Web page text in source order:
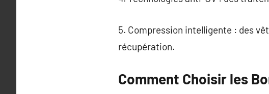
5. Compression intelligente : des
récupération.
Comment Choisir les